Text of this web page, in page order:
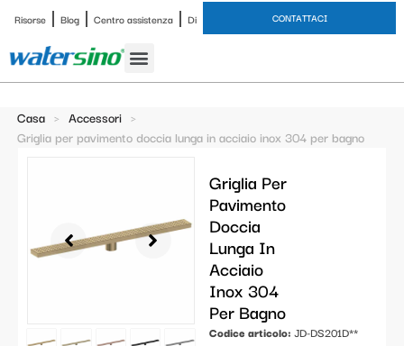
Risorse Blog Centro assistenza Di CONTATTACI
Casa > Accessori >
Griglia per pavimento doccia lunga in acciaio inox 304 per bagno
Griglia Per
Pavimento
Doccia
Lunga In
Acciaio
Inox 304
Per Bagno
Codice articolo: JD-DS201D**